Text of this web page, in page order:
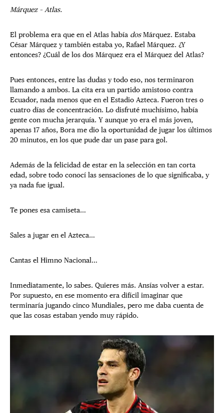
Márquez – Atlas.
El problema era que en el Atlas había dosMárquez. Estaba
César Márquez y también estaba yo, Rafael Márquez. ¿Y
entonces? ¿Cuál de los dos Márquez era el Márquez del Atlas?
Pues entonces, entre las dudas y todo eso, nos terminaron
llamando a ambos. La cita era un partido amistoso contra
Ecuador, nada menos que en el Estadio Azteca. Fueron tres o
cuatro días de concentración. Lo disfruté muchísimo, había
gente con mucha jerarquía. Y aunque yo era el más joven,
apenas 17 años, Bora me dio la oportunidad de jugar los últimos
20 minutos, en los que pude dar un pase para gol.
Además de la felicidad de estar en la selección en tan corta
edad, sobre todo conocí las sensaciones de lo que significaba, y
ya nada fue igual.
Te pones esa camiseta…
Sales a jugar en el Azteca…
Cantas el Himno Nacional…
Inmediatamente, lo sabes. Quieres más. Ansías volver a estar.
Por supuesto, en ese momento era difícil imaginar que
terminaría jugando cinco Mundiales, pero me daba cuenta de
que las cosas estaban yendo muy rápido.